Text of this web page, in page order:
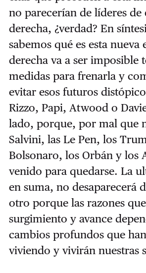
no parecerían de líderes de
derecha, ¿verdad? En
sabemos qué es esta nueva
derecha va a ser imposible
medidas para frenarla y
evitar esos futuros
Rizzo, Papi, Atwood o
lado, porque, por mal que
Salvini, las Le Pen, los
Bolsonaro, los Orbán y los
venido para quedarse. La
en suma, no desaparecerá
otro porque las razones
surgimiento y avance
cambios profundos que
viviendo y vivirán nuestras